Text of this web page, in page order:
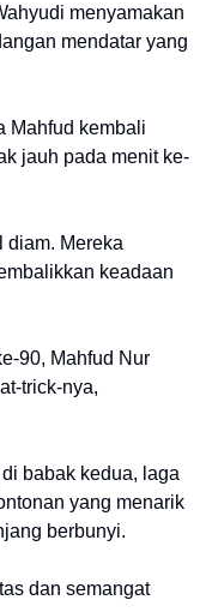
menyamakan
mendatar yang
Mahfud kembali
jauh pada menit ke-
diam. Mereka
keadaan
90, Mahfud Nur
trick-nya,
babak kedua, laga
yang menarik
berbunyi.
dan semangat